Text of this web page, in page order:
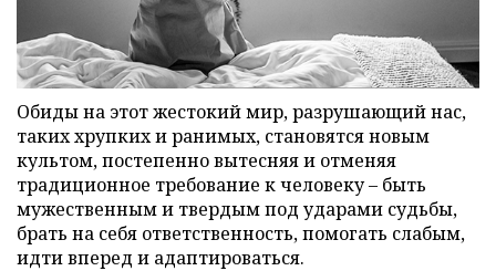
Обиды на этот жестокий мир, разрушающий нас,
таких хрупких и ранимых, становятся новым
культом, постепенно вытесняя и отменяя
традиционное требование к человеку – быть
мужественным и твердым под ударами судьбы,
брать на себя ответственность, помогать слабым,
идти вперед и адаптироваться.